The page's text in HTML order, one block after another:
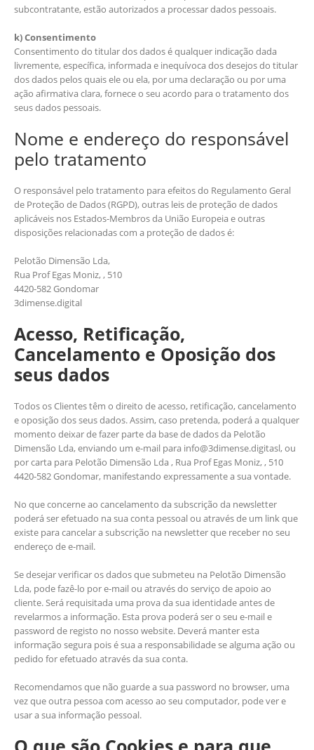
subcontratante, estão autorizados a processar dados pessoais.
k) Consentimento
Consentimento do titular dos dados é qualquer indicação dada
livremente, específica, informada e inequívoca dos desejos do titular
dos dados pelos quais ele ou ela, por uma declaração ou por uma
ação afirmativa clara, fornece o seu acordo para o tratamento dos
seus dados pessoais.
Nome e endereço do responsável
pelo tratamento
O responsável pelo tratamento para efeitos do Regulamento Geral
de Proteção de Dados (RGPD), outras leis de proteção de dados
aplicáveis nos Estados-Membros da União Europeia e outras
disposições relacionadas com a proteção de dados é:
Pelotão Dimensão Lda,
Rua Prof Egas Moniz, , 510
4420-582 Gondomar
3dimense.digital
Acesso, Retificação,
Cancelamento e Oposição dos
seus dados
Todos os Clientes têm o direito de acesso, retificação, cancelamento
e oposição dos seus dados. Assim, caso pretenda, poderá a qualquer
momento deixar de fazer parte da base de dados da Pelotão
Dimensão Lda, enviando um e-mail para info@3dimense.digitasl, ou
por carta para Pelotão Dimensão Lda , Rua Prof Egas Moniz, , 510
4420-582 Gondomar, manifestando expressamente a sua vontade.
No que concerne ao cancelamento da subscrição da newsletter
poderá ser efetuado na sua conta pessoal ou através de um link que
existe para cancelar a subscrição na newsletter que receber no seu
endereço de e-mail.
Se desejar verificar os dados que submeteu na Pelotão Dimensão
Lda, pode fazê-lo por e-mail ou através do serviço de apoio ao
cliente. Será requisitada uma prova da sua identidade antes de
revelarmos a informação. Esta prova poderá ser o seu e-mail e
password de registo no nosso website. Deverá manter esta
informação segura pois é sua a responsabilidade se alguma ação ou
pedido for efetuado através da sua conta.
Recomendamos que não guarde a sua password no browser, uma
vez que outra pessoa com acesso ao seu computador, pode ver e
usar a sua informação pessoal.